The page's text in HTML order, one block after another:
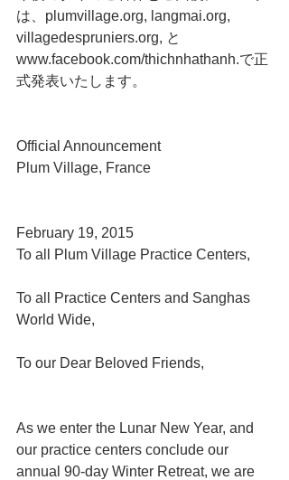
は、plumvillage.org, langmai.org,
villagedespruniers.org, と
www.facebook.com/thichnhathanh.で正
式発表いたします。
Official Announcement
Plum Village, France
February 19, 2015
To all Plum Village Practice Centers,
To all Practice Centers and Sanghas
World Wide,
To our Dear Beloved Friends,
As we enter the Lunar New Year, and
our practice centers conclude our
annual 90-day Winter Retreat, we are